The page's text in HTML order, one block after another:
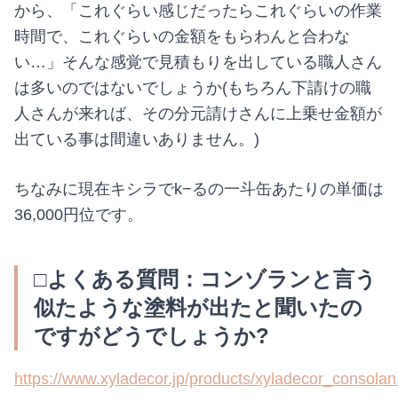
から、「これぐらい感じだったらこれぐらいの作業
時間で、これぐらいの金額をもらわんと合わな
い…」そんな感覚で見積もりを出している職人さん
は多いのではないでしょうか(もちろん下請けの職
人さんが来れば、その分元請けさんに上乗せ金額が
出ている事は間違いありません。)
ちなみに現在キシラでk−るの一斗缶あたりの単価は
36,000円位です。
□よくある質問：コンゾランと言う
似たような塗料が出たと聞いたの
ですがどうでしょうか?
https://www.xyladecor.jp/products/